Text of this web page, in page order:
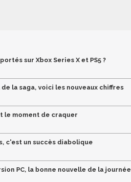
sur Xbox Series X et PS5 ?
la saga, voici les nouveaux chiffres
le moment de craquer
c'est un succès diabolique
PC, la bonne nouvelle de la journée